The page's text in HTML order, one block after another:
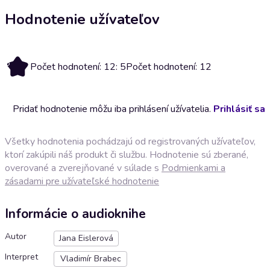
Hodnotenie užívateľov
5 Počet hodnotení: 12: 5Počet hodnotení: 12
Pridať hodnotenie môžu iba prihlásení užívatelia. Prihlásiť sa
Všetky hodnotenia pochádzajú od registrovaných užívateľov,
ktorí zakúpili náš produkt či službu. Hodnotenie sú zberané,
overované a zverejňované v súlade s Podmienkami a
zásadami pre užívateľské hodnotenie
Informácie o audioknihe
Autor
Jana Eislerová
Interpret
Vladimír Brabec